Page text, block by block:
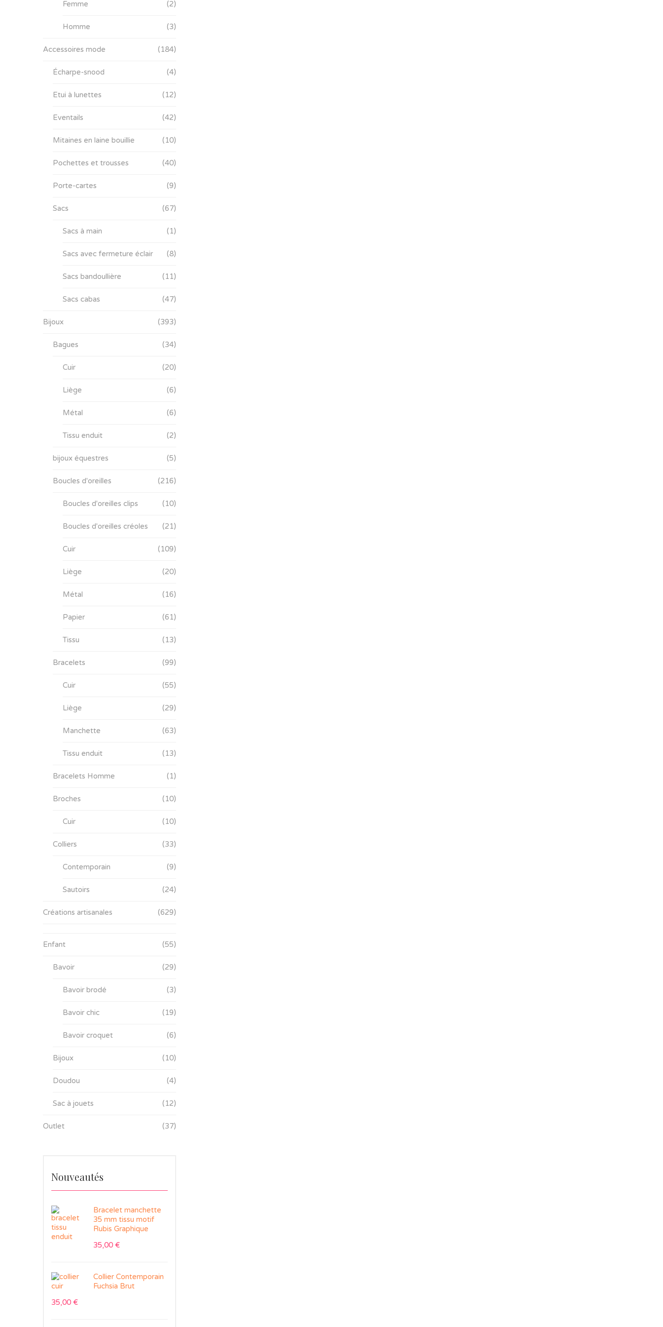
Femme (2)
Homme (3)
Accessoires mode (184)
Écharpe-snood (4)
Etui à lunettes (12)
Eventails (42)
Mitaines en laine bouillie (10)
Pochettes et trousses (40)
Porte-cartes (9)
Sacs (67)
Sacs à main (1)
Sacs avec fermeture éclair (8)
Sacs bandoullière (11)
Sacs cabas (47)
Bijoux (393)
Bagues (34)
Cuir (20)
Liège (6)
Métal (6)
Tissu enduit (2)
bijoux équestres (5)
Boucles d'oreilles (216)
Boucles d'oreilles clips (10)
Boucles d'oreilles créoles (21)
Cuir (109)
Liège (20)
Métal (16)
Papier (61)
Tissu (13)
Bracelets (99)
Cuir (55)
Liège (29)
Manchette (63)
Tissu enduit (13)
Bracelets Homme (1)
Broches (10)
Cuir (10)
Colliers (33)
Contemporain (9)
Sautoirs (24)
Créations artisanales (629)
Enfant (55)
Bavoir (29)
Bavoir brodé (3)
Bavoir chic (19)
Bavoir croquet (6)
Bijoux (10)
Doudou (4)
Sac à jouets (12)
Outlet (37)
Nouveautés
Bracelet manchette
35 mm tissu motif
Rubis Graphique
35,00 €
Collier Contemporain
Fuchsia Brut
35,00 €